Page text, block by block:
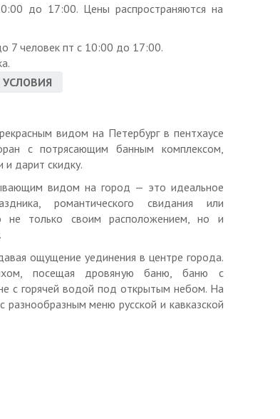
до 17:00. Цены распространяются на
7 человек пт с 10:00 до 17:00.
до 15:00. Цены распространяются на
камнях и гималайской солью;
полотенца, тапки, банные шапочки;
открытый камин на дровах, меню от
массаж.
УСЛОВИЯ
видом на Петербург в пентхаусе
с потрясающим банным комплексом,
дарит скидку.
видом на город — это идеальное
романтического свидания или
не только своим расположением, но и
ощущение уединения в центре города.
посещая дровяную баню, баню с
с горячей водой под открытым небом. На
разнообразным меню русской и кавказской